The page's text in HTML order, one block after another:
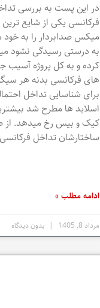
در این پست به بررسی
فرکانسی یکی از شایع
میکس صدابردار را به
به درستی رسیدگی نشود
کرده و به کل پروژه آسیب
های فرکانسی بدنه هر
برای شناسایی تداخل
اسلاید ها مطرح شد
کیک و بیس رخ میدهد. از
ساختارشان تداخل
ادامه مطلب »
مرداد 8, 1405 بدون دیدگاه